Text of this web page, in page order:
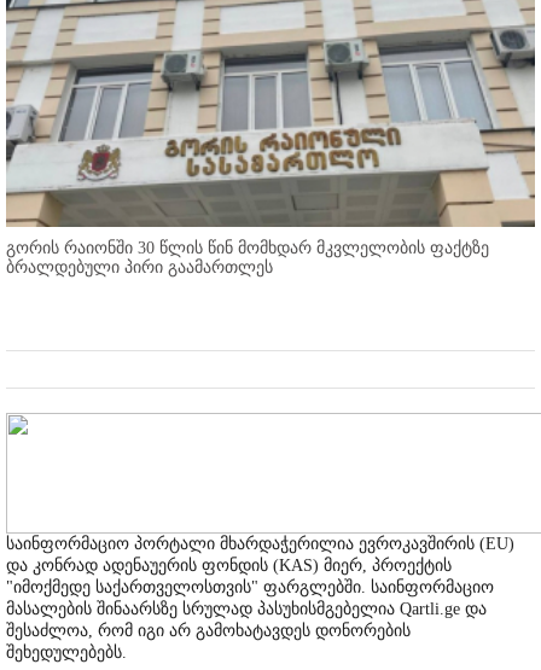
გორის რაიონში 30 წლის წინ მომხდარ მკვლელობის ფაქტზე
ბრალდებული პირი გაამართლეს
საინფორმაციო პორტალი მხარდაჭერილია ევროკავშირის (EU)
და კონრად ადენაუერის ფონდის (KAS) მიერ, პროექტის
"იმოქმედე საქართველოსთვის" ფარგლებში. საინფორმაციო
მასალების შინაარსზე სრულად პასუხისმგებელია Qartli.ge და
შესაძლოა, რომ იგი არ გამოხატავდეს დონორების
შეხედულებებს.